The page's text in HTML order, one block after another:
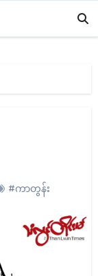
#ကာတွန်း